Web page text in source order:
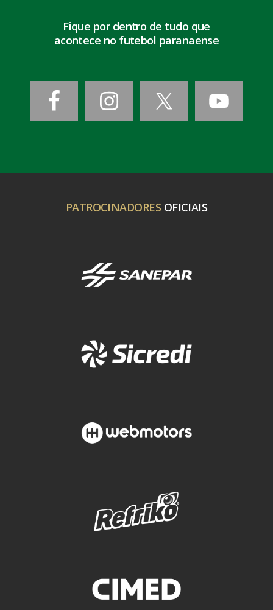
Fique por dentro de tudo que
acontece no futebol paranaense
PATROCINADORES OFICIAIS